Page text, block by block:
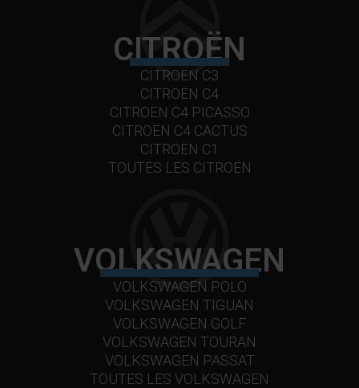
CITROËN
CITROËN C3
CITROËN C4
CITROËN C4 PICASSO
CITROËN C4 CACTUS
CITROËN C1
TOUTES LES CITROËN
VOLKSWAGEN
VOLKSWAGEN POLO
VOLKSWAGEN TIGUAN
VOLKSWAGEN GOLF
VOLKSWAGEN TOURAN
VOLKSWAGEN PASSAT
TOUTES LES VOLKSWAGEN